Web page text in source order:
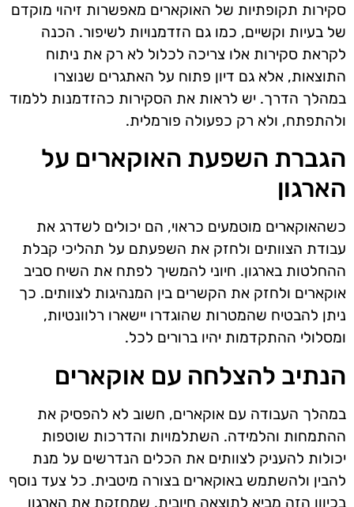
סקירות תקופתיות של האוקארים מאפשרות זיהוי מוקדם
של בעיות וקשיים, כמו גם הזדמנויות לשיפור. הכנה
לקראת סקירות אלו צריכה לכלול לא רק את ניתוח
התוצאות, אלא גם דיון פתוח על האתגרים שנוצרו
במהלך הדרך. יש לראות את הסקירות כהזדמנות ללמוד
ולהתפתח, ולא רק כפעולה פורמלית.
הגברת השפעת האוקארים על
הארגון
כשהאוקארים מוטמעים כראוי, הם יכולים לשדרג את
עבודת הצוותים ולחזק את השפעתם על תהליכי קבלת
ההחלטות בארגון. חיוני להמשיך לפתח את השיח סביב
אוקארים ולחזק את הקשרים בין המנהיגות לצוותים. כך
ניתן להבטיח שהמטרות שהוגדרו יישארו רלוונטיות,
ומסלולי ההתקדמות יהיו ברורים לכל.
הנתיב להצלחה עם אוקארים
במהלך העבודה עם אוקארים, חשוב לא להפסיק את
ההתמחות והלמידה. השתלמויות והדרכות שוטפות
יכולות להעניק לצוותים את הכלים הנדרשים על מנת
להבין ולהשתמש באוקארים בצורה מיטבית. כל צעד נוסף
בכיוון הזה מביא לתוצאה חיובית, שמחזקת את הארגון